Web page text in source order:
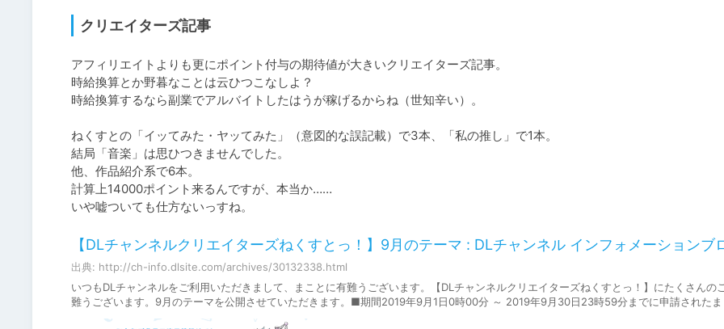
クリエイターズ記事
アフィリエイトよりも更にポイント付与の期待値が大きいクリエイターズ記事。
時給換算とか野暮なことは云ひつこなしよ？
時給換算するなら副業でアルバイトしたはうが稼げるからね（世知辛い）。
ねくすとの「イッてみた・ヤッてみた」（意図的な誤記載）で3本、「私の推し」で1本。
結局「音楽」は思ひつきませんでした。
他、作品紹介系で6本。
計算上14000ポイント来るんですが、本当か……
いや嘘ついても仕方ないっすね。
【DLチャンネルクリエイターズねくすとっ！】9月のテーマ : DLチャンネル インフォメーションブ
出典: http://ch-info.dlsite.com/archives/30132338.html
いつもDLチャンネルをご利用いただきまして、まことに有難うございます。【DLチャンネルクリエイターズねくすとっ！】にたくさんの
難うございます。9月のテーマを公開させていただきます。■期間2019年9月1日0時00分 ～ 2019年9月30日23時59分までに申請された